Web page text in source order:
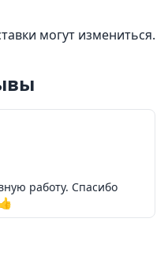
могут измениться.
работу. Спасибо